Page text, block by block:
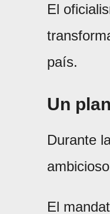
El
país.
Un
Durante
El